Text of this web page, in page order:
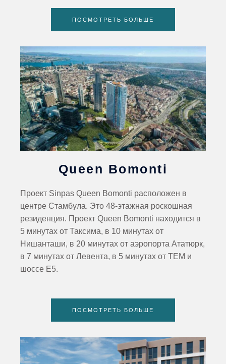
ПОСМОТРЕТЬ БОЛЬШЕ
Queen Bomonti
Проект Sinpas Queen Bomonti расположен в
центре Стамбула. Это 48-этажная роскошная
резиденция. Проект Queen Bomonti находится в
5 минутах от Таксима, в 10 минутах от
Нишанташи, в 20 минутах от аэропорта Ататюрк,
в 7 минутах от Левента, в 5 минутах от ТЕМ и
шоссе E5.
ПОСМОТРЕТЬ БОЛЬШЕ